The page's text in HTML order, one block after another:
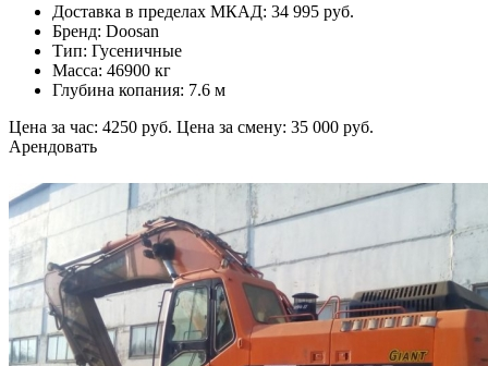
Доставка в пределах МКАД: 34 995 руб.
Бренд: Doosan
Тип: Гусеничные
Масса: 46900 кг
Глубина копания: 7.6 м
Цена за час: 4250 руб. Цена за смену: 35 000 руб.
Арендовать